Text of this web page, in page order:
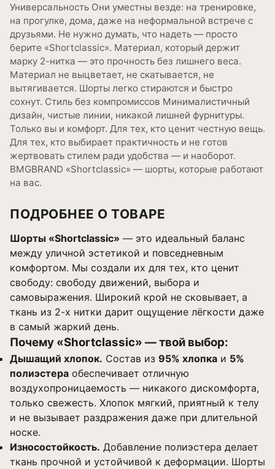
Универсальность Они уместны везде: на тренировке,
на прогулке, дома, даже на неформальной встрече с
друзьями. Не нужно думать, что надеть — просто
берите «Shortclassic». Материал, который держит
марку 2-нитка — это прочность без лишнего веса.
Материал не выцветает, не скатывается, не
вытягивается. Шорты легко стираются и быстро
сохнут. Стиль без компромиссов Минималистичный
дизайн, чистые линии, никакой лишней фурнитуры.
Только вы и комфорт. Для тех, кто ценит честную вещь.
Для тех, кто выбирает практичность и не готов
жертвовать стилем ради удобства — и наоборот.
BMGBRAND «Shortclassic» — шорты, которые работают
на вас.
ПОДРОБНЕЕ О ТОВАРЕ
Шорты «Shortclassic» — это идеальный баланс
между уличной эстетикой и повседневным
комфортом. Мы создали их для тех, кто ценит
свободу: свободу движений, выбора и
самовыражения. Широкий крой не сковывает, а
ткань из 2-х нитки дарит ощущение лёгкости даже
в самый жаркий день.
Почему «Shortclassic» — твой выбор:
Дышащий хлопок. Состав из 95% хлопка и 5%
полиэстера обеспечивает отличную
воздухопроницаемость — никакого дискомфорта,
только свежесть. Хлопок мягкий, приятный к телу
и не вызывает раздражения даже при длительной
носке.
Износостойкость. Добавление полиэстера делает
ткань прочной и устойчивой к деформации. Шорты